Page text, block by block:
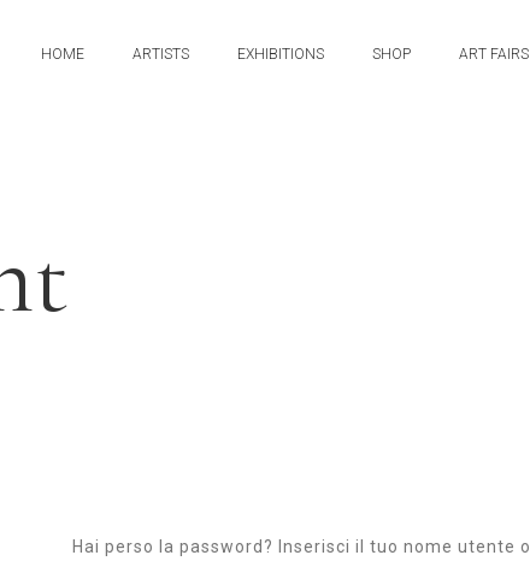
HOME ARTISTS EXHIBITIONS SHOP ART FAIRS
Hai perso la password? Inserisci il tuo nome utente o